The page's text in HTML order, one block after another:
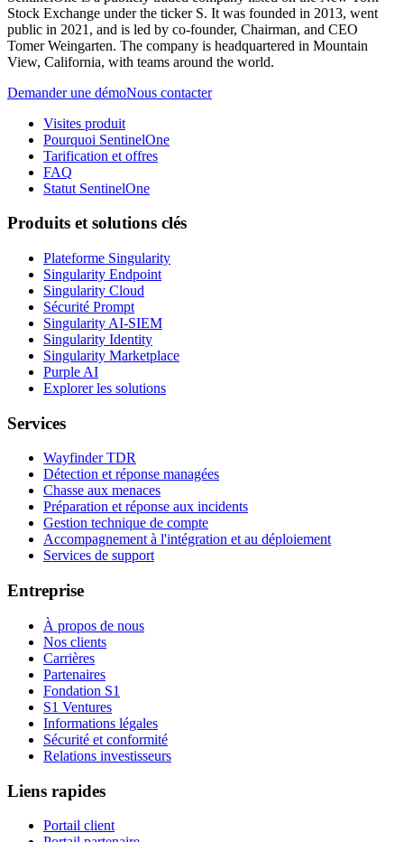
Stock Exchange under the ticker S. It was founded in 2013, went
public in 2021, and is led by co-founder, Chairman, and CEO
Tomer Weingarten. The company is headquartered in Mountain
View, California, with teams around the world.
Demander une démoNous contacter
Visites produit
Pourquoi SentinelOne
Tarification et offres
FAQ
Statut SentinelOne
Produits et solutions clés
Plateforme Singularity
Singularity Endpoint
Singularity Cloud
Sécurité Prompt
Singularity AI-SIEM
Singularity Identity
Singularity Marketplace
Purple AI
Explorer les solutions
Services
Wayfinder TDR
Détection et réponse managées
Chasse aux menaces
Préparation et réponse aux incidents
Gestion technique de compte
Accompagnement à l'intégration et au déploiement
Services de support
Entreprise
À propos de nous
Nos clients
Carrières
Partenaires
Fondation S1
S1 Ventures
Informations légales
Sécurité et conformité
Relations investisseurs
Liens rapides
Portail client